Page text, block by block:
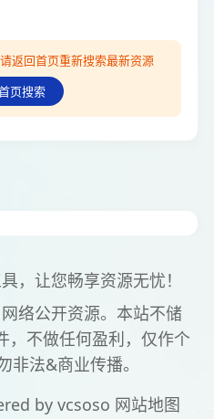
返回首页重新搜索最新资源
页搜索
，让您畅享资源无忧！
络公开资源。本站不储
，不做任何盈利，仅作个
非法&商业传播。
by vcsoso 网站地图